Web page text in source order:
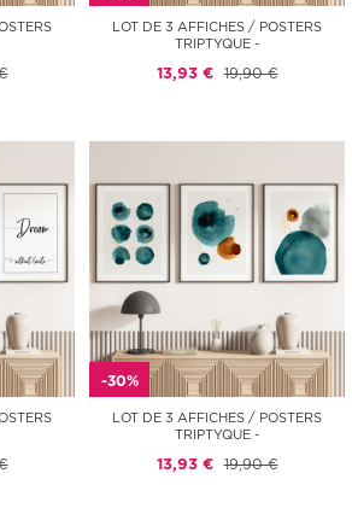
LOT DE 3 AFFICHES / POSTERS
TRIPTYQUE -
13,93 € 19,90 €
-30%
LOT DE 3 AFFICHES / POSTERS
TRIPTYQUE -
13,93 € 19,90 €